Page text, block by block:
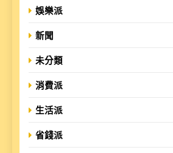
娛樂派
新聞
未分類
消費派
生活派
省錢派